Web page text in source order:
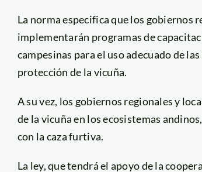
La norma especifica que los gobiernos
implementarán programas de
campesinas para el uso adecuado de
protección de la vicuña.
A su vez, los gobiernos regionales y
de la vicuña en los ecosistemas
con la caza furtiva.
La ley, que tendrá el apoyo de la